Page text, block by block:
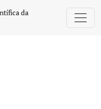
real do uso de esgoto
da